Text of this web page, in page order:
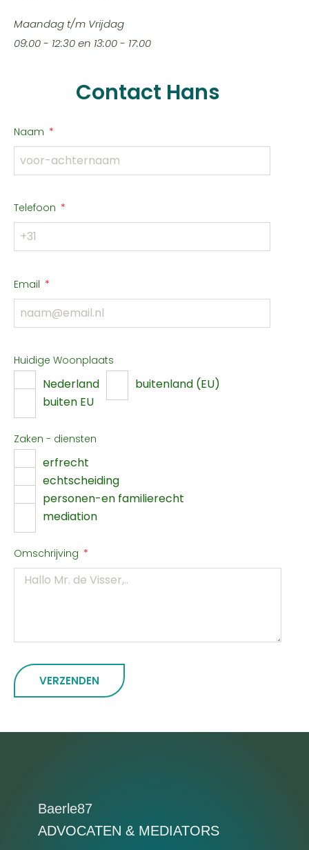
Maandag t/m Vrijdag
09:00 - 12:30 en 13:00 - 17:00
Contact Hans
Naam
Telefoon
Email
Huidige Woonplaats
Nederland
buitenland (EU)
buiten EU
Zaken - diensten
erfrecht
echtscheiding
personen-en familierecht
mediation
Omschrijving
VERZENDEN
Baerle87
ADVOCATEN & MEDIATORS